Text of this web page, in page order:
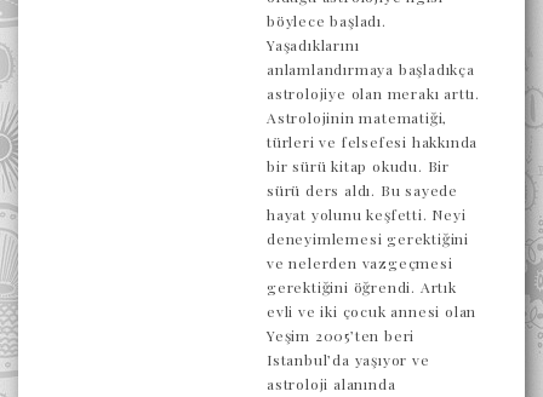
böylece başladı.
Yaşadıklarını
anlamlandırmaya başladıkça
astrolojiye olan merakı arttı.
Astrolojinin matematiği,
türleri ve felsefesi hakkında
bir sürü kitap okudu. Bir
sürü ders aldı. Bu sayede
hayat yolunu keşfetti. Neyi
deneyimlemesi gerektiğini
ve nelerden vazgeçmesi
gerektiğini öğrendi. Artık
evli ve iki çocuk annesi olan
Yeşim 2005’ten beri
Istanbul’da yaşıyor ve
astroloji alanında